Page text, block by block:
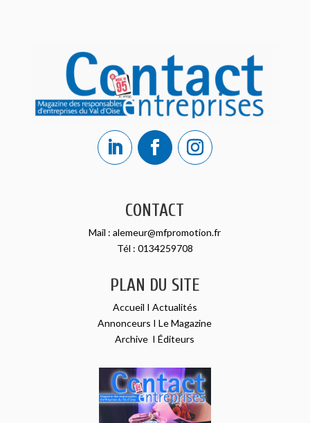
CONTACT
Mail :alemeur@mfpromotion.fr
Tél : 0134259708
PLAN DU SITE
Accueil I Actualités
Annonceurs ILe Magazine
Archive IÉditeurs